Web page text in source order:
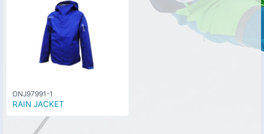
ONJ97991-1
RAIN JACKET